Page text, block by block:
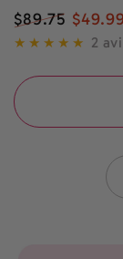
Prix
$89.75
Prix
vente
$49
2